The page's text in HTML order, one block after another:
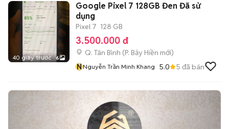
40 giây trước 6
Google Pixel 7 128GB Đen Đã sử
dụng
Pixel 7 128 GB
3.500.000 đ
Q. Tân Bình (P. Bảy Hiền mới)
NNguyễn Trần Minh Khang 5.0 5 đã bán